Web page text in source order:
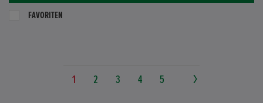
FAVORITEN
1 2 3 4 5